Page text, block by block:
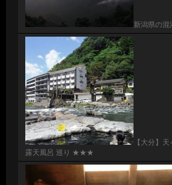
新潟県の混
【大分】
露天風呂 巡り ★★★